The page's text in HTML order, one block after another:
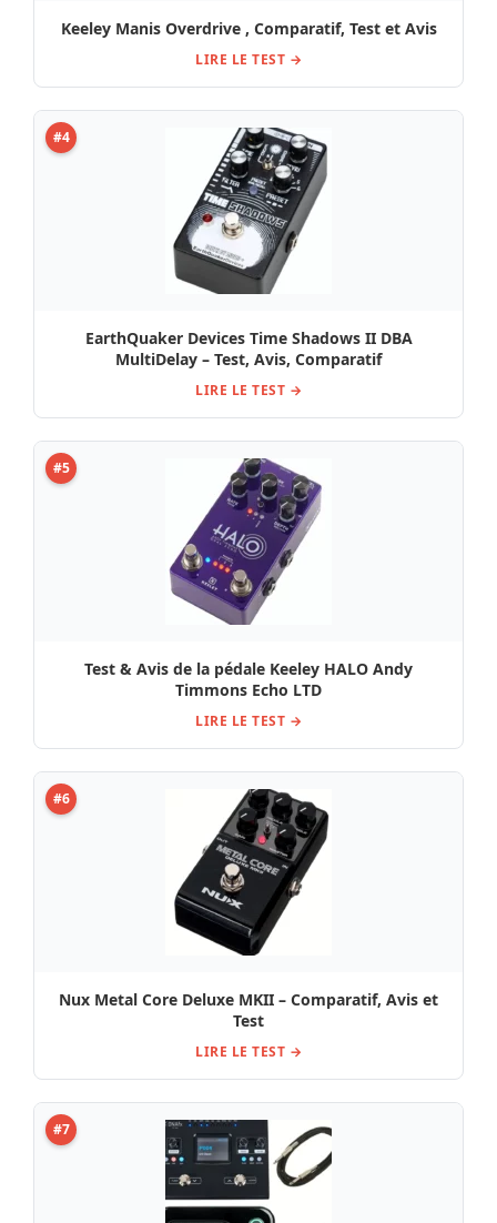
Keeley Manis Overdrive , Comparatif, Test et Avis
LIRE LE TEST →
#4
EarthQuaker Devices Time Shadows II DBA
MultiDelay – Test, Avis, Comparatif
LIRE LE TEST →
#5
Test & Avis de la pédale Keeley HALO Andy
Timmons Echo LTD
LIRE LE TEST →
#6
Nux Metal Core Deluxe MKII – Comparatif, Avis et
Test
LIRE LE TEST →
#7